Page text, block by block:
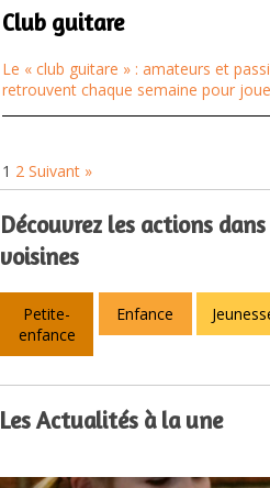
Club guitare
Le « club guitare » : amateurs et
retrouvent chaque semaine pour
1 2 Suivant »
Découvrez les actions
voisines
Petite-
enfance
Enfance
Les Actualités à la une